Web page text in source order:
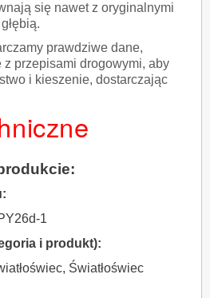
się nawet z oryginalnymi
prawdziwe dane,
przepisami drogowymi, aby
i kieszenie, dostarczając
1
i produkt):
Światłoświec